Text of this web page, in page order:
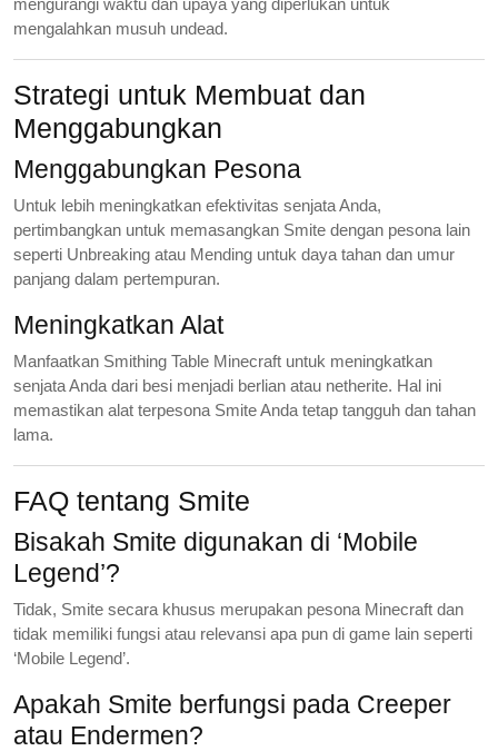
mengurangi waktu dan upaya yang diperlukan untuk
mengalahkan musuh undead.
Strategi untuk Membuat dan
Menggabungkan
Menggabungkan Pesona
Untuk lebih meningkatkan efektivitas senjata Anda,
pertimbangkan untuk memasangkan Smite dengan pesona lain
seperti Unbreaking atau Mending untuk daya tahan dan umur
panjang dalam pertempuran.
Meningkatkan Alat
Manfaatkan Smithing Table Minecraft untuk meningkatkan
senjata Anda dari besi menjadi berlian atau netherite. Hal ini
memastikan alat terpesona Smite Anda tetap tangguh dan tahan
lama.
FAQ tentang Smite
Bisakah Smite digunakan di ‘Mobile
Legend’?
Tidak, Smite secara khusus merupakan pesona Minecraft dan
tidak memiliki fungsi atau relevansi apa pun di game lain seperti
‘Mobile Legend’.
Apakah Smite berfungsi pada Creeper
atau Endermen?